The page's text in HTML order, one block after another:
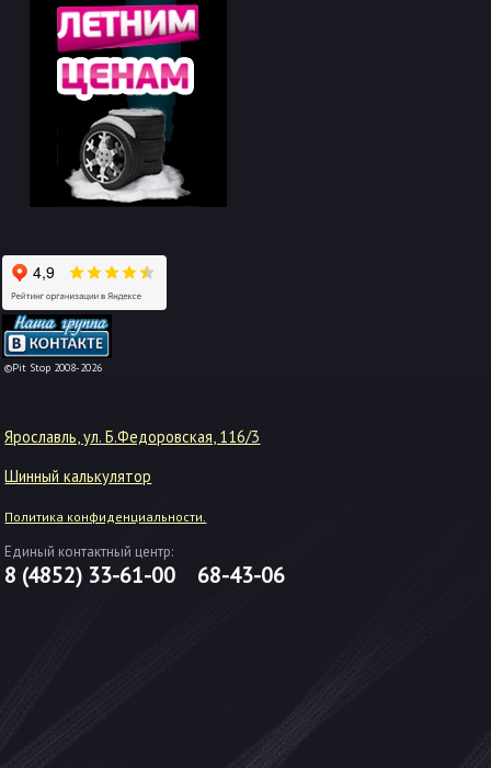
©Pit Stop 2008-2026
-->
Ярославль, ул. Б.Федоровская, 116/3
Шинный калькулятор
Политика конфиденциальности.
Единый контактный центр:
8 (4852) 33-61-00 68-43-06